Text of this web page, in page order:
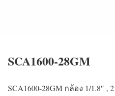
SCA1600-28GM
SCA1600-28GM กล้อง 1/1.8″ ,